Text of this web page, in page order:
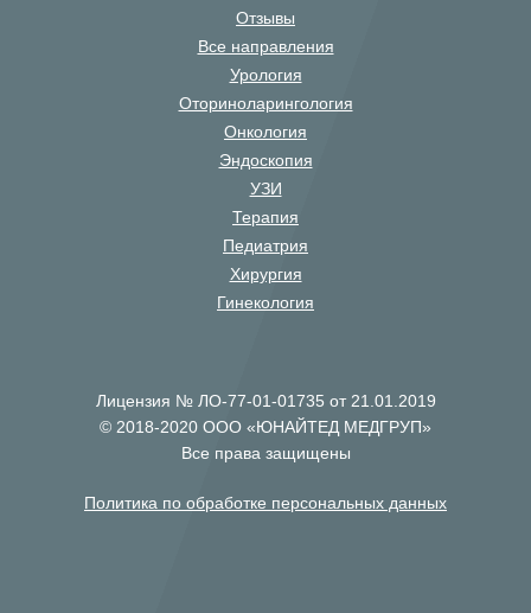
Отзывы
Все направления
Урология
Оториноларингология
Онкология
Эндоскопия
УЗИ
Терапия
Педиатрия
Хирургия
Гинекология
Лицензия № ЛО-77-01-01735 от 21.01.2019
© 2018-2020 ООО «ЮНАЙТЕД МЕДГРУП»
Все права защищены
Политика по обработке персональных данных